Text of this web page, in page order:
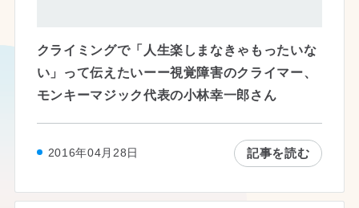
クライミングで「人生楽しまなきゃもったいな
い」って伝えたいーー視覚障害のクライマー、
モンキーマジック代表の小林幸一郎さん
2016年04月28日 記事を読む